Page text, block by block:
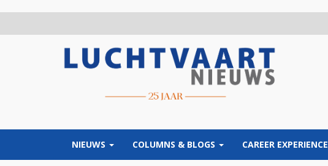
NIEUWS COLUMNS & BLOGS CAREER EXPERIENCE